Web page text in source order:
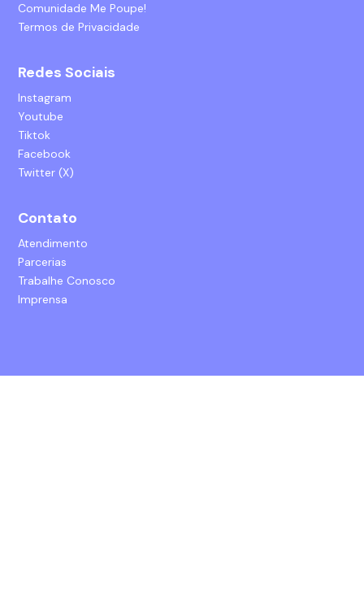
Comunidade Me Poupe!
Termos de Privacidade
Redes Sociais
Instagram
Youtube
Tiktok
Facebook
Twitter (X)
Contato
Atendimento
Parcerias
Trabalhe Conosco
Imprensa